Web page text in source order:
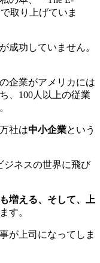
取り上げていま
成功していません。
企業がアメリカには
、100人以上の従業
社は中小企業という
ジネスの世界に飛び
増える、そして、上
す。
が上司になってしま